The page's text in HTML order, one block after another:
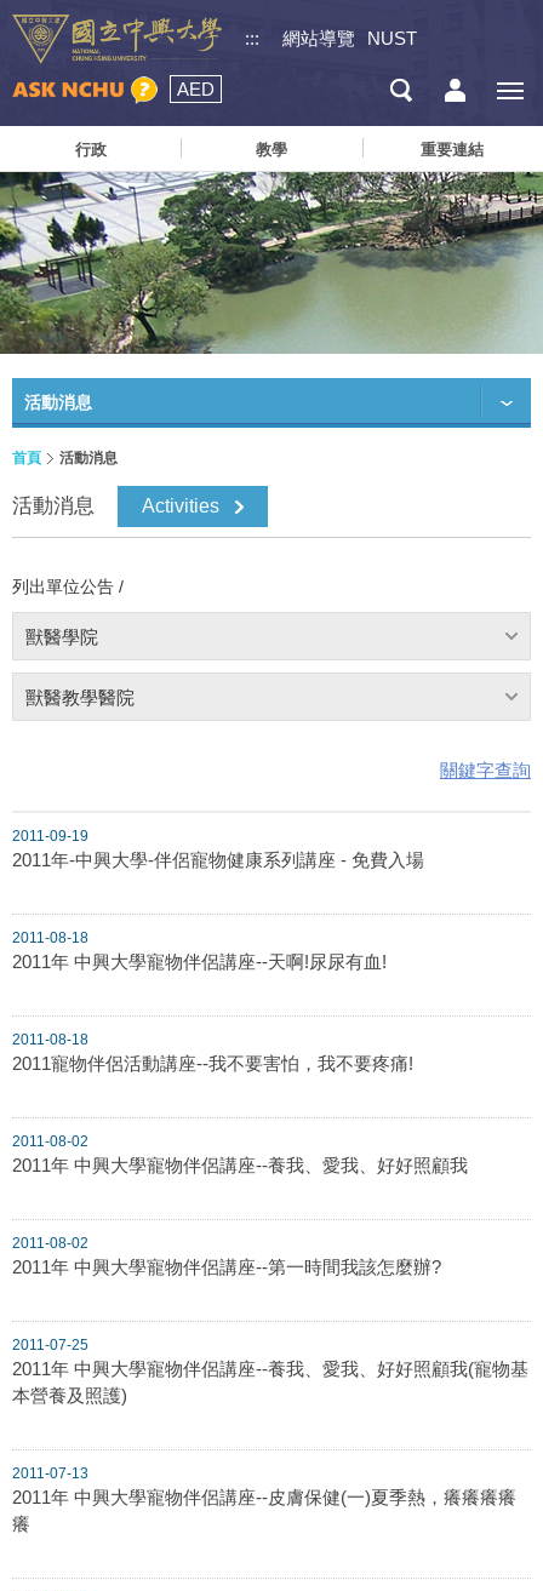
::: 網站導覽 NUST
AED
行政 教學 重要連結
活動消息
首頁 活動消息
活動消息 Activities
列出單位公告 /
獸醫學院
獸醫教學醫院
關鍵字查詢
2011-09-19
2011年-中興大學-伴侶寵物健康系列講座 - 免費入場
2011-08-18
2011年 中興大學寵物伴侶講座--天啊!尿尿有血!
2011-08-18
2011寵物伴侶活動講座--我不要害怕，我不要疼痛!
2011-08-02
2011年 中興大學寵物伴侶講座--養我、愛我、好好照顧我
2011-08-02
2011年 中興大學寵物伴侶講座--第一時間我該怎麼辦?
2011-07-25
2011年 中興大學寵物伴侶講座--養我、愛我、好好照顧我(寵物基
本營養及照護)
2011-07-13
2011年 中興大學寵物伴侶講座--皮膚保健(一)夏季熱，癢癢癢癢
癢